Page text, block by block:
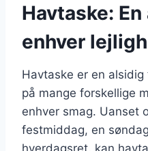
Havtaske:
enhver
Havtaske er en
på mange forskellige
enhver smag. Uanset
festmiddag, en
hverdagsret, kan